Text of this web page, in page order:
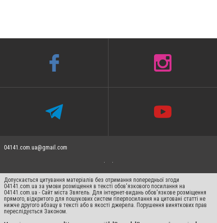
04141.com.ua@gmail.com
Допускається цитування матеріалів без отримання попередньої згоди
04141.com.ua за умови розміщення в тексті обов'язкового посилання на
04141.com.ua - Сайт міста Звягель. Для інтернет-видань обов'язкове розміщення
прямого, відкритого для пошукових систем гіперпосилання на цитовані статті не
нижче другого абзацу в тексті або в якості джерела. Порушення виняткових прав
переслідується Законом.